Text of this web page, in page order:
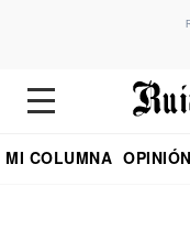
MI COLUMNA OPINIÓN